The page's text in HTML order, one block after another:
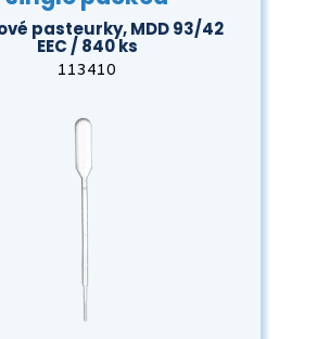
pasteurky, MDD 93/42
EEC / 840 ks
113410